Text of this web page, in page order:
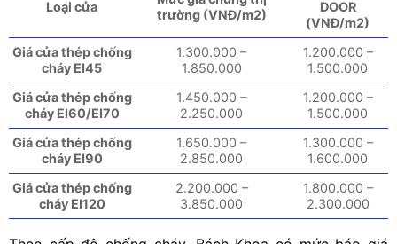
Loại cửa
trường (VNĐ/m2)
DOOR
(VNĐ/m2)
Giá cửa thép chống
cháy EI45
1.300.000 –
1.850.000
1.200.000 –
1.500.000
Giá cửa thép chống
cháy EI60/EI70
1.450.000 –
2.250.000
1.200.000 –
1.500.000
Giá cửa thép chống
cháy EI90
1.650.000 –
2.850.000
1.300.000 –
1.600.000
Giá cửa thép chống
cháy EI120
2.200.000 –
3.850.000
1.800.000 –
2.300.000